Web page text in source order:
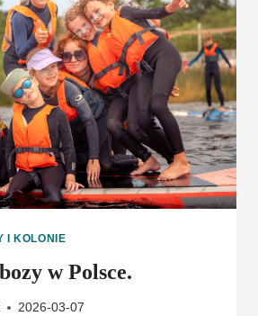
CZYLI
ZAREJESTROWAĆ
7
TYSIĘCY
GITARZYSTÓW
W
KILKA
GODZIN?
I KOLONIE
w Polsce.
2026-03-07